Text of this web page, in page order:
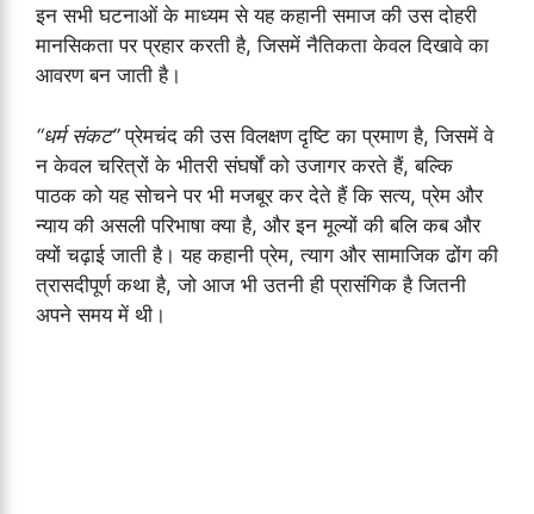
इन सभी घटनाओं के माध्यम से यह कहानी समाज की उस दोहरी
मानसिकता पर प्रहार करती है, जिसमें नैतिकता केवल दिखावे का
आवरण बन जाती है।
“धर्म संकट”प्रेमचंद की उस विलक्षण दृष्टि का प्रमाण है, जिसमें वे
न केवल चरित्रों के भीतरी संघर्षों को उजागर करते हैं, बल्कि
पाठक को यह सोचने पर भी मजबूर कर देते हैं कि सत्य, प्रेम और
न्याय की असली परिभाषा क्या है, और इन मूल्यों की बलि कब और
क्यों चढ़ाई जाती है। यह कहानी प्रेम, त्याग और सामाजिक ढोंग की
त्रासदीपूर्ण कथा है, जो आज भी उतनी ही प्रासंगिक है जितनी
अपने समय में थी।